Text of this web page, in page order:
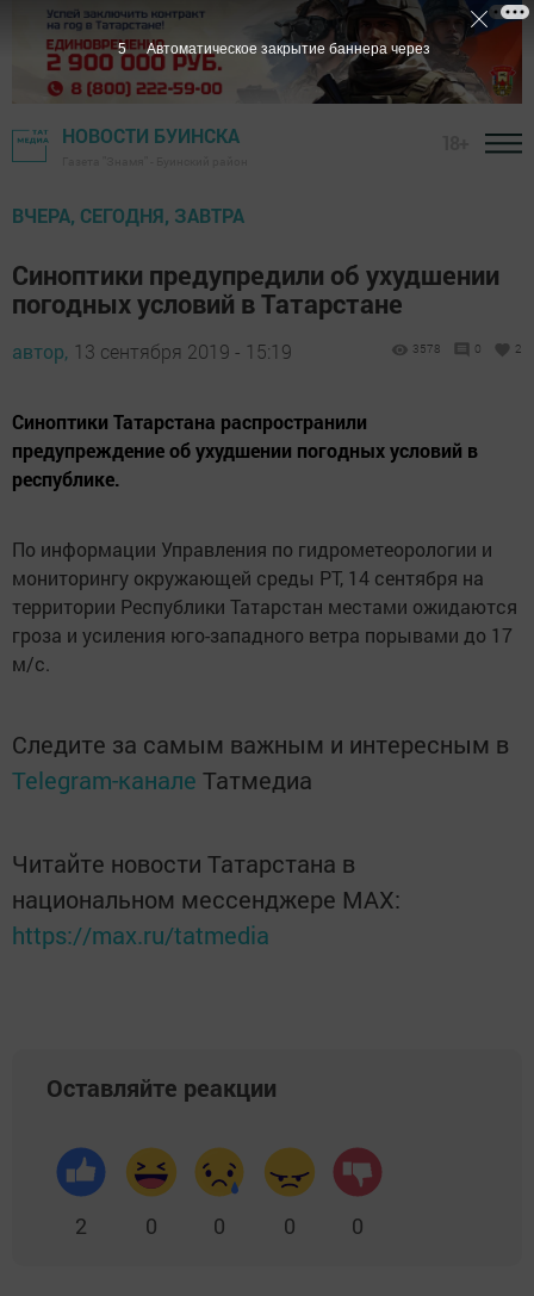
НОВОСТИ БУИНСКА
ВЧЕРА, СЕГОДНЯ, ЗАВТРА
Синоптики предупредили об ухудшении
погодных условий в Татарстане
автор, 13 сентября 2019 - 15:19 3578 0 2
Синоптики Татарстана распространили
предупреждение об ухудшении погодных условий в
республике.
По информации Управления по гидрометеорологии и
мониторингу окружающей среды РТ, 14 сентября на
территории Республики Татарстан местами ожидаются
гроза и усиления юго-западного ветра порывами до 17
м/с.
Следите за самым важным и интересным в
Telegram-канале Татмедиа
Читайте новости Татарстана в
национальном мессенджере MАХ:
https://max.ru/tatmedia
Оставляйте реакции
2 0 0 0 0
4 Автоматическое закрытие баннера через